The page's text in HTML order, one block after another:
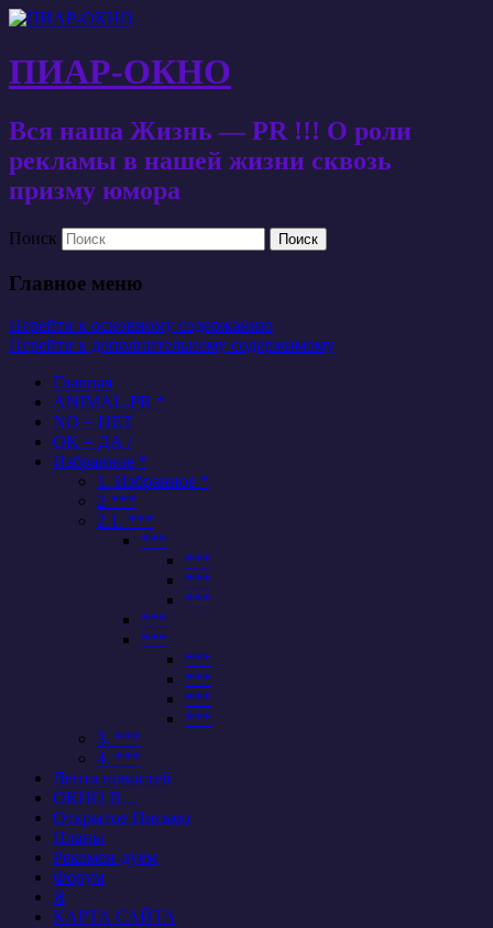
ПИАР-ОКНО
Вся наша Жизнь — PR !!! О роли
рекламы в нашей жизни сквозь
призму юмора
Поиск
Главное меню
Перейти к основному содержанию
Перейти к дополнительному содержимому
Главная
ANIMAL-PR *
NO = НЕТ
OK = ДА /
Избранное *
1. Избранное *
2 ***
2.1. ***
***
***
***
***
***
***
***
***
***
***
3. ***
4. ***
Лента новостей
ОКНО В…
Открытое Письмо
Планы
Рекомен-дуем
Форум
Я
КАРТА САЙТА